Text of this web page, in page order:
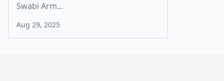
Swabi Arm...
Aug 29, 2025